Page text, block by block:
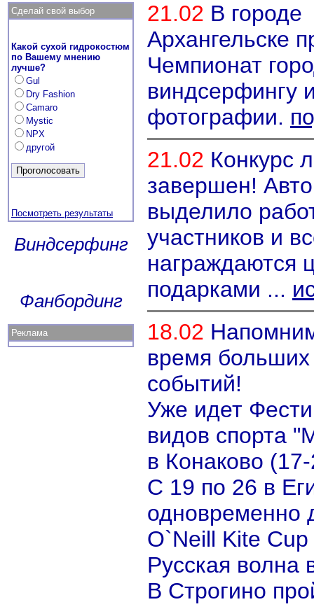
Сделай свой выбор
Какой сухой гидрокостюм
по Вашему мнению
лучше?
Gul
Dry Fashion
Camaro
Mystic
NPX
другой
Посмотреть результаты
Виндсерфинг
Фанбординг
Реклама
21.02 В городе
Архангельске
Чемпионат
виндсерфингу
фотографии.
21.02 Конкурс
завершен!
выделило
участников и
награждаются
подарками ...
18.02
время больших
событий!
Уже идет
видов спорта
в Конаково
С 19 по 26 в
одновременно
O`Neill Kite
Русская волна
В Строгино